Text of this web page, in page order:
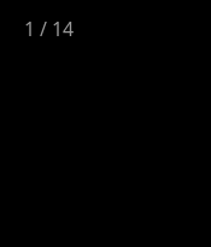
1 / 14